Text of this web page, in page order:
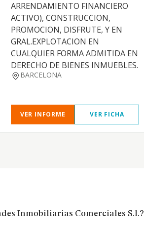
ARRENDAMIENTO FINANCIERO
ACTIVO), CONSTRUCCION,
PROMOCION, DISFRUTE, Y EN
GRAL.EXPLOTACION EN
CUALQUIER FORMA ADMITIDA EN
DERECHO DE BIENES INMUEBLES.
BARCELONA
VER INFORME VER FICHA
Inmobiliarias Comerciales S.l.?